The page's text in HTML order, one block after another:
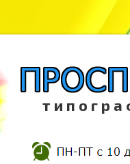
т и п о г р а